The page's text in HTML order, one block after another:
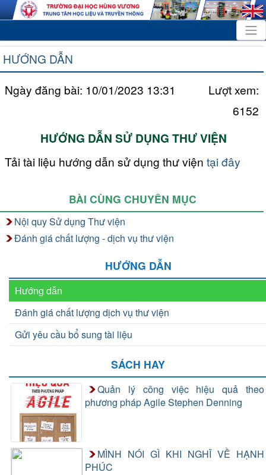
HƯỚNG DẪN
Ngày đăng bài: 10/01/2023 13:31
Lượt xem:
6152
HƯỚNG DẪN SỬ DỤNG THƯ VIỆN
Tải tài liệu hướng dẫn sử dụng thư viện tại đây
BÀI CÙNG CHUYÊN MỤC
Nội quy Sử dụng Thư viện
Đánh giá chất lượng - dịch vụ thư viện
HƯỚNG DẪN
Hướng dẫn
Đánh giá chất lượng dịch vụ thư viện
Gửi yêu cầu bổ sung tài liệu
SÁCH HAY
Quản lý công việc hiệu quả theo
phương pháp Agile Stephen Denning
MÌNH NÓI GÌ KHI NGHĨ VỀ HẠNH
PHÚC